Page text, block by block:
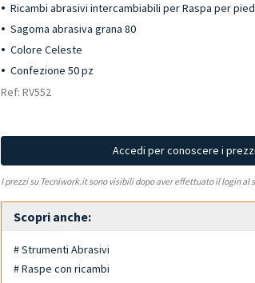
Ricambi abrasivi intercambiabili per Raspa per
Sagoma abrasiva grana 80
Colore Celeste
Confezione 50 pz
Ref: RV552
Accedi per conoscere i
I prezzi su Tecniwork.it sono visibili dopo aver effettuato il login
Scopri anche:
# Strumenti Abrasivi
# Raspe con ricambi